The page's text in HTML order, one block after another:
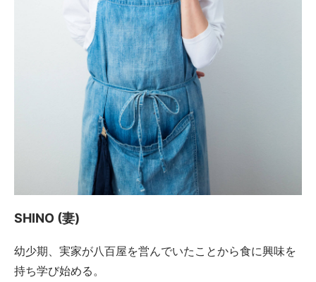
SHINO (妻)
幼少期、実家が八百屋を営んでいたことから食に興味を
持ち学び始める。